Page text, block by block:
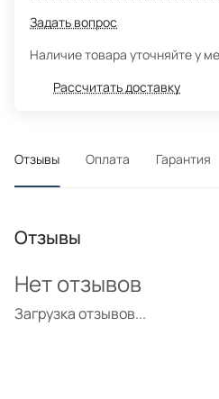
Задать вопрос
Наличие товара уточняйте у
Рассчитать доставку
Отзывы Оплата Гарантия
Отзывы
Загрузка отзывов...
Нет отзывов